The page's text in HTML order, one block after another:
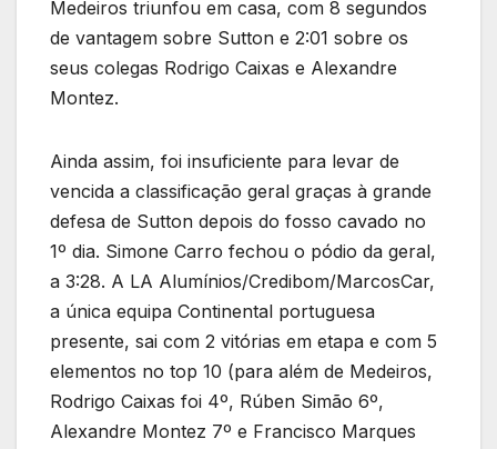
Medeiros triunfou em casa, com 8 segundos
de vantagem sobre Sutton e 2:01 sobre os
seus colegas Rodrigo Caixas e Alexandre
Montez.
Ainda assim, foi insuficiente para levar de
vencida a classificação geral graças à grande
defesa de Sutton depois do fosso cavado no
1º dia. Simone Carro fechou o pódio da geral,
a 3:28. A LA Alumínios/Credibom/MarcosCar,
a única equipa Continental portuguesa
presente, sai com 2 vitórias em etapa e com 5
elementos no top 10 (para além de Medeiros,
Rodrigo Caixas foi 4º, Rúben Simão 6º,
Alexandre Montez 7º e Francisco Marques